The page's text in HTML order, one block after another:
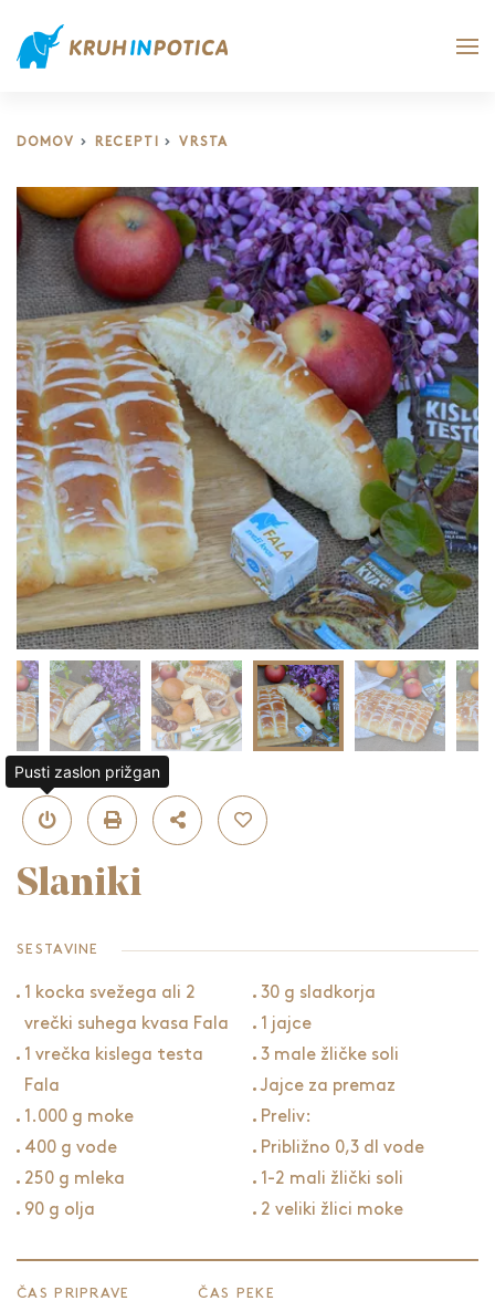
DOMOV RECEPTI VRSTA
Slaniki
SESTAVINE
1 kocka svežega ali 2
vrečki suhega kvasa Fala
1 vrečka kislega testa
Fala
1.000 g moke
400 g vode
250 g mleka
90 g olja
30 g sladkorja
1 jajce
3 male žličke soli
Jajce za premaz
Preliv:
Približno 0,3 dl vode
1-2 mali žlički soli
2 veliki žlici moke
ČAS PRIPRAVE ČAS PEKE
Pusti zaslon prižgan